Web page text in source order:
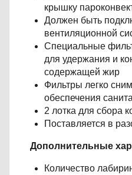
крышку
Должен быть
вентиляционной
Специальные
для удержания и
содержащей жир
Фильтры легко
обеспечения
2 лотка для сбора
Поставляется в
Дополнительные
Количество